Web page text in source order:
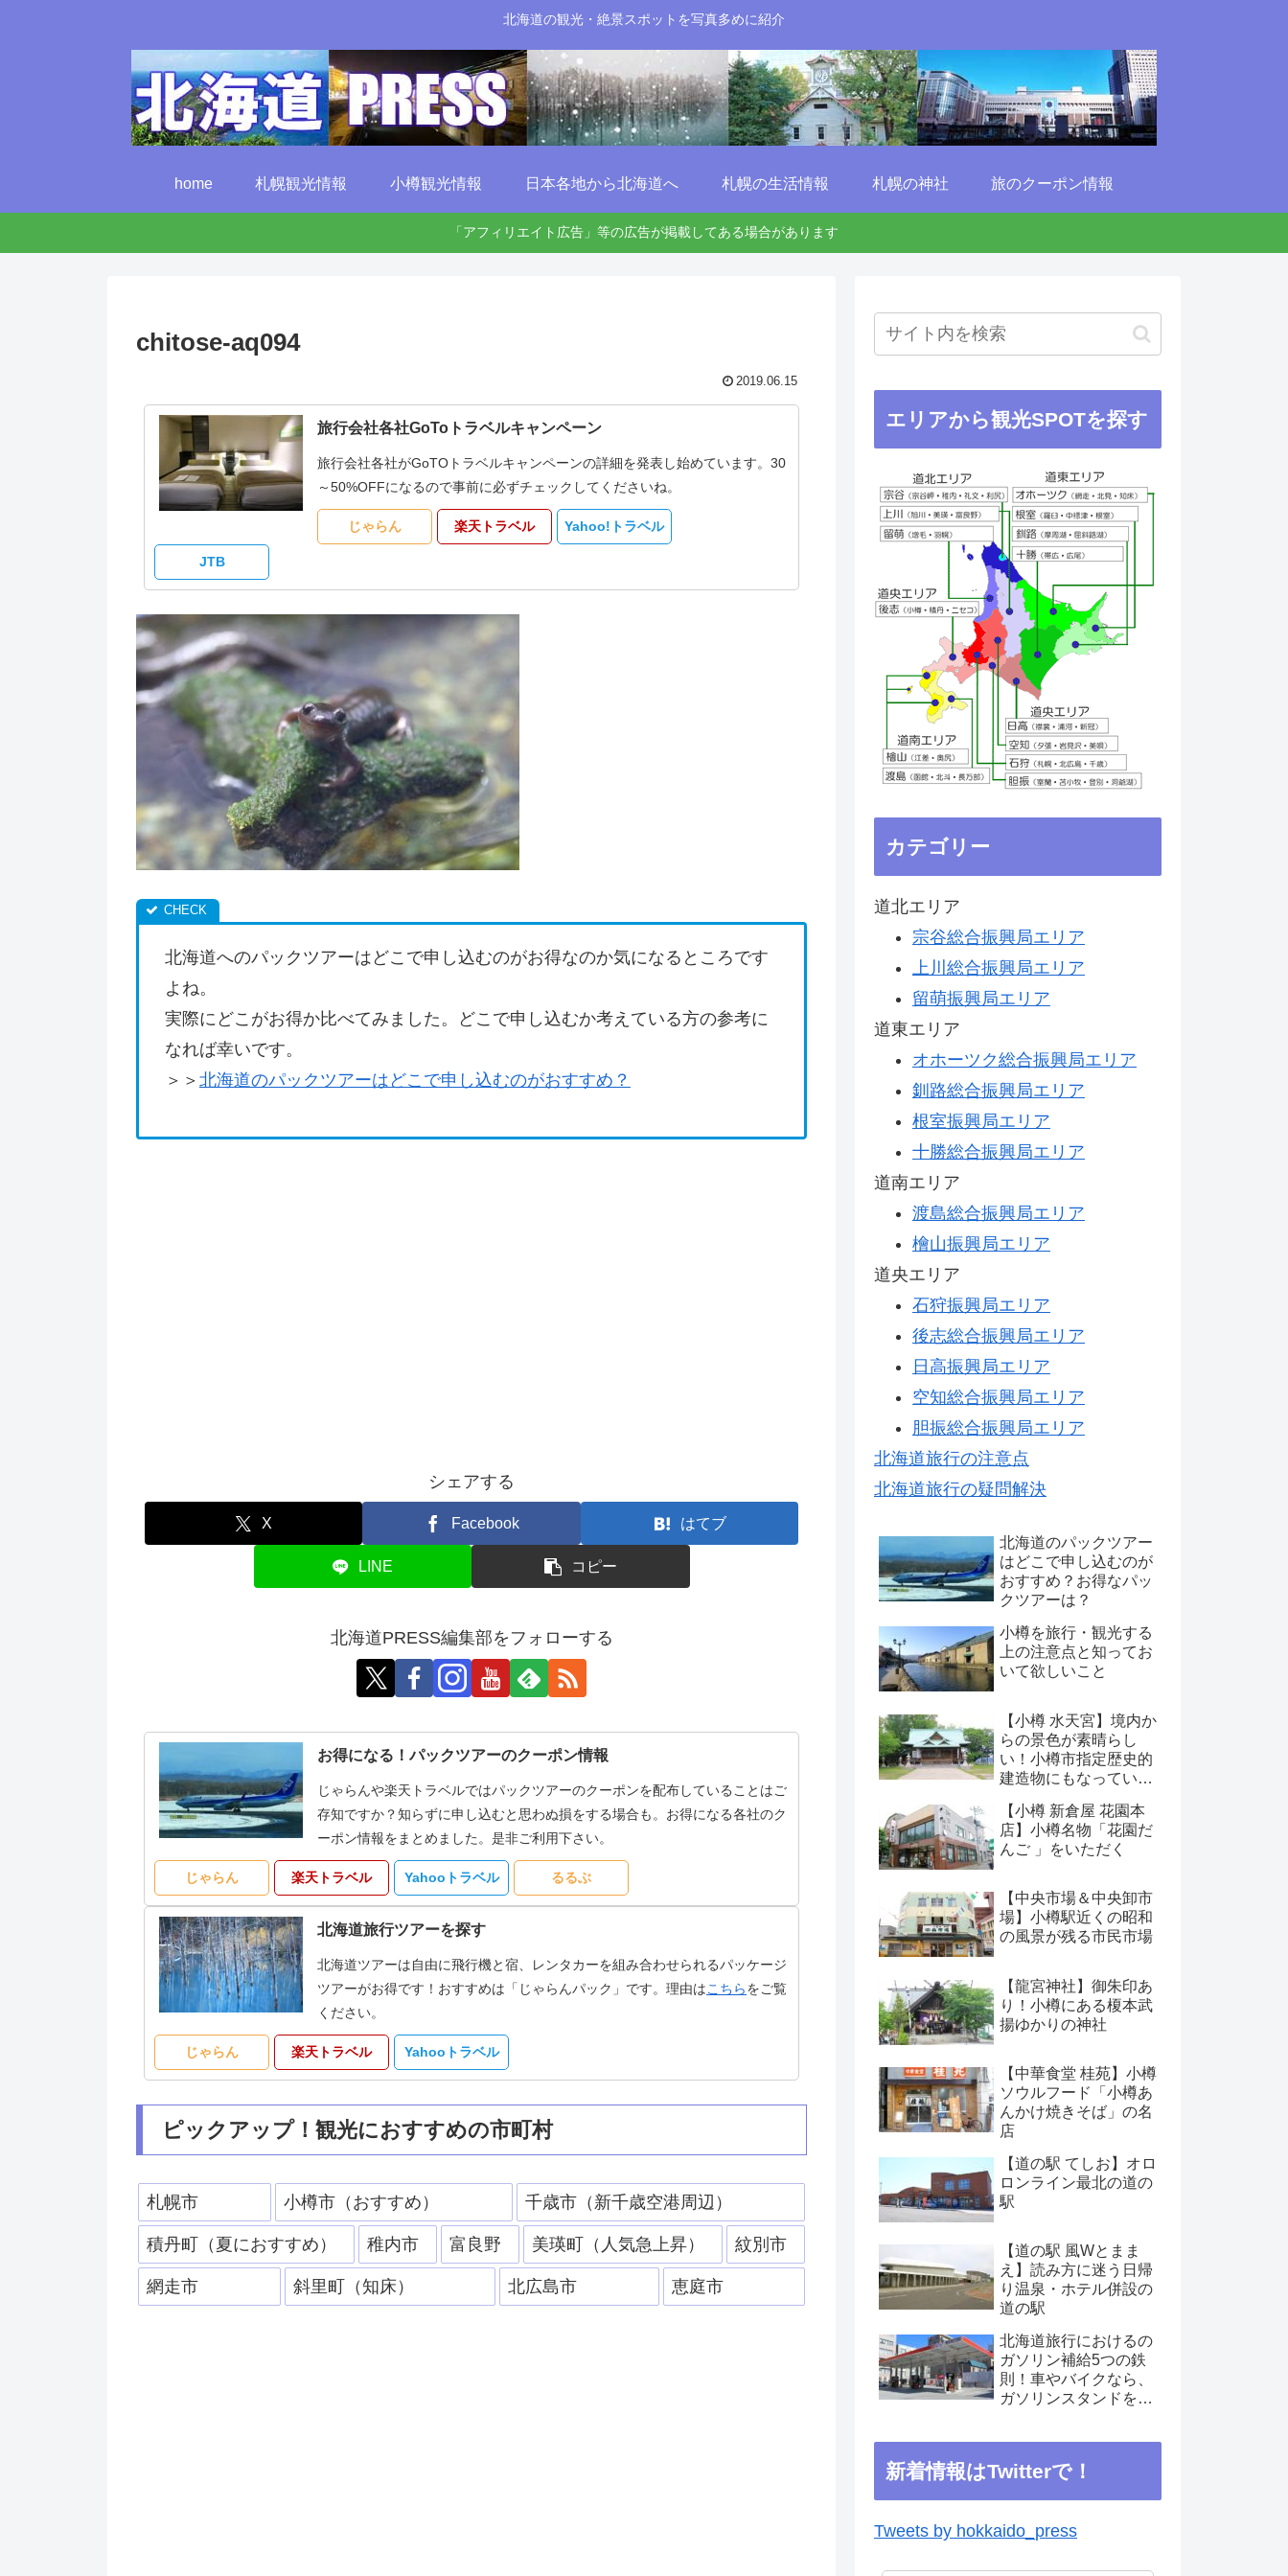
北海道の観光・絶景スポットを写真多めに紹介
home 札幌観光情報 小樽観光情報 日本各地から北海道へ 札幌の生活情報 札幌の神社 旅のクーポン情報
「アフィリエイト広告」等の広告が掲載してある場合があります
chitose-aq094
2019.06.15
旅行会社各社GoToトラベルキャンペーン
旅行会社各社がGoTOトラベルキャンペーンの詳細を発表し始めています。30
～50%OFFになるので事前に必ずチェックしてくださいね。
じゃらん 楽天トラベル Yahoo!トラベル
JTB
北海道へのパックツアーはどこで申し込むのがお得なのか気になるところです
よね。
実際にどこがお得か比べてみました。どこで申し込むか考えている方の参考に
なれば幸いです。
＞＞ 北海道のパックツアーはどこで申し込むのがおすすめ？
シェアする
X Facebook はてブ
LINE コピー
北海道PRESS編集部をフォローする
お得になる！パックツアーのクーポン情報
じゃらんや楽天トラベルではパックツアーのクーポンを配布していることはご
存知ですか？知らずに申し込むと思わぬ損をする場合も。お得になる各社のク
ーポン情報をまとめました。是非ご利用下さい。
じゃらん 楽天トラベル Yahooトラベル るるぶ
北海道旅行ツアーを探す
北海道ツアーは自由に飛行機と宿、レンタカーを組み合わせられるパッケージ
ツアーがお得です！おすすめは「じゃらんパック」です。理由はこちらをご覧
ください。
じゃらん 楽天トラベル Yahooトラベル
ピックアップ！観光におすすめの市町村
札幌市 小樽市（おすすめ） 千歳市（新千歳空港周辺）
積丹町（夏におすすめ） 稚内市 富良野 美瑛町（人気急上昇） 紋別市
網走市 斜里町（知床） 北広島市 恵庭市
エリアから観光SPOTを探す
カテゴリー
道北エリア
宗谷総合振興局エリア
上川総合振興局エリア
留萌振興局エリア
道東エリア
オホーツク総合振興局エリア
釧路総合振興局エリア
根室振興局エリア
十勝総合振興局エリア
道南エリア
渡島総合振興局エリア
檜山振興局エリア
道央エリア
石狩振興局エリア
後志総合振興局エリア
日高振興局エリア
空知総合振興局エリア
胆振総合振興局エリア
北海道旅行の注意点
北海道旅行の疑問解決
北海道のパックツアー
はどこで申し込むのが
おすすめ？お得なパッ
クツアーは？
小樽を旅行・観光する
上の注意点と知ってお
いて欲しいこと
【小樽 水天宮】境内か
らの景色が素晴らし
い！小樽市指定歴史的
建造物にもなっている
【小樽 新倉屋 花園本
店】小樽名物「花園だ
んご 」をいただく
【中央市場＆中央卸市
場】小樽駅近くの昭和
の風景が残る市民市場
【龍宮神社】御朱印あ
り！小樽にある榎本武
揚ゆかりの神社
【中華食堂 桂苑】小樽
ソウルフード「小樽あ
んかけ焼きそば」の名
店
【道の駅 てしお】オロ
ロンライン最北の道の
駅
【道の駅 風Wとまま
え】読み方に迷う日帰
り温泉・ホテル併設の
道の駅
北海道旅行におけるの
ガソリン補給5つの鉄
則！車やバイクなら、
ガソリンスタンドを見
新着情報はTwitterで！
Tweets by hokkaido_press